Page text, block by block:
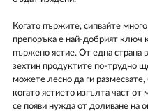
Когато пържите, сипвайте
препоръка е най-добрият ключ
пържено ястие. От една страна
зехтин продуктите по-трудно
можете лесно да ги
когато ястието изгълта част
се появи нужда от доливане на